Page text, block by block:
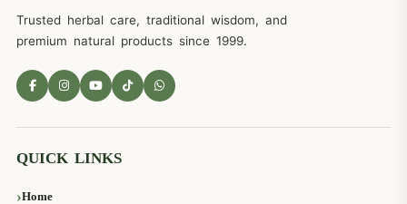
Trusted herbal care, traditional wisdom, and
premium natural products since 1999.
QUICK LINKS
Home